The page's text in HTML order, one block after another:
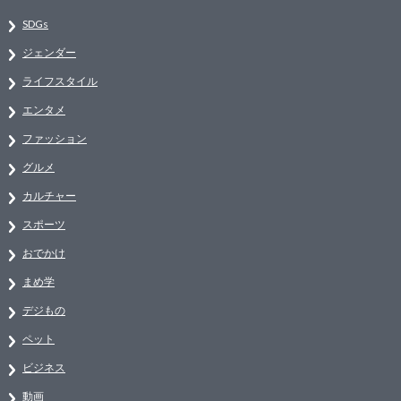
SDGs
ジェンダー
ライフスタイル
エンタメ
ファッション
グルメ
カルチャー
スポーツ
おでかけ
まめ学
デジもの
ペット
ビジネス
動画